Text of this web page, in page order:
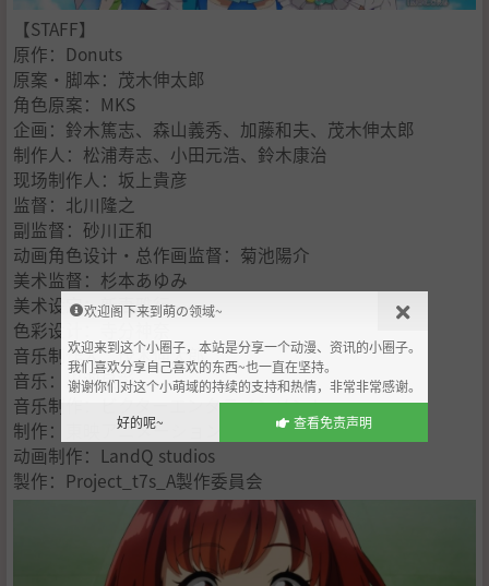
【STAFF】
原作：Donuts
原案・脚本：茂木伸太郎
角色原案：MKS
企画：鈴木篤志、森山義秀、加藤和夫、茂木伸太郎
制作人：松浦寿志、小田元浩、鈴木康治
现场制作人：坂上貴彦
监督：北川隆之
副监督：砂川正和
动画角色设计・总作画监督：菊池陽介
美术监督：杉本あゆみ
美术设定：新妻雅行
色彩设计：寺分神奈
音乐制作人：茂木伸太郎
音乐：出羽良彰
音乐制作：ビクターエンタテインメント
制作：東映アニメーション
动画制作：LandQ studios
製作：Project_t7s_A製作委員会
欢迎阁下来到萌の领域~
欢迎来到这个小圈子，本站是分享一个动漫、资讯的小圈子。
我们喜欢分享自己喜欢的东西~也一直在坚持。
谢谢你们对这个小萌域的持续的支持和热情，非常非常感谢。
好的呢~
查看免责声明